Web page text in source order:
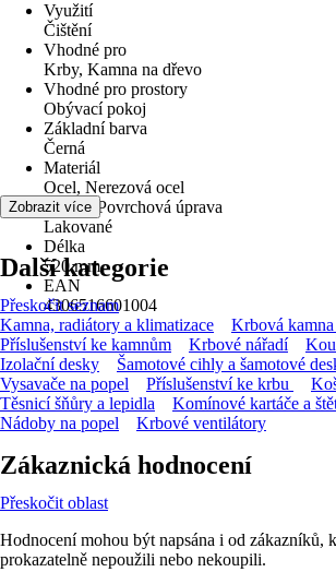
Využití
Čištění
Vhodné pro
Krby, Kamna na dřevo
Vhodné pro prostory
Obývací pokoj
Základní barva
Černá
Materiál
Ocel, Nerezová ocel
Povrch/Povrchová úprava
Lakované
Délka
520 mm
EAN
4306516601004
Zobrazit více
Další kategorie
Přeskočit seznam
Kamna, radiátory a klimatizace
Krbová
Příslušenství ke kamnům
Krbové nářadí
Izolační desky
Šamotové cihly a šamotové
Vysavače na popel
Příslušenství ke krbu
Těsnicí šňůry a lepidla
Komínové kartáče a
Nádoby na popel
Krbové ventilátory
Zákaznická hodnocení
Přeskočit oblast
Hodnocení mohou být napsána i od zákazníků,
prokazatelně nepoužili nebo nekoupili.